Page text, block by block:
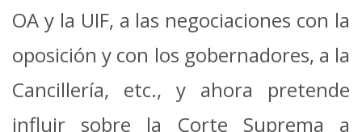
OA y la UIF, a las negociaciones con la
oposición y con los gobernadores, a la
Cancillería, etc., y ahora pretende
influir sobre la Corte Suprema a